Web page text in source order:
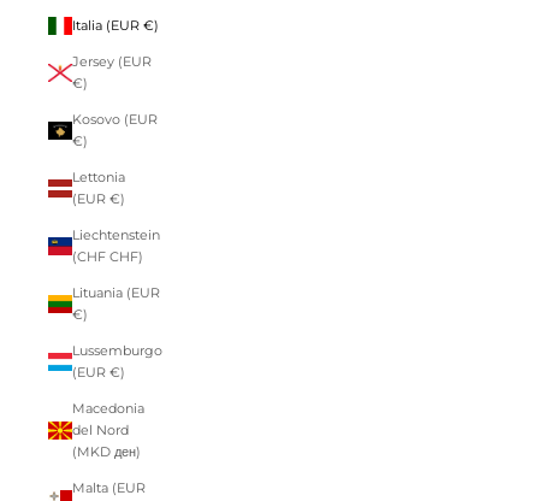
Italia (EUR €)
Jersey (EUR
€)
Kosovo (EUR
€)
Lettonia
(EUR €)
Liechtenstein
(CHF CHF)
Lituania (EUR
€)
Lussemburgo
(EUR €)
Macedonia
del Nord
(MKD ден)
Malta (EUR